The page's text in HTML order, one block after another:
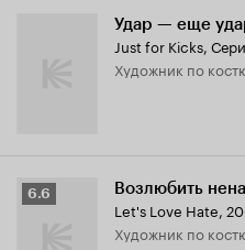
Удар — еще
Just for Kicks,
Художник по
Рейтинг
6.6 Возлюбить
Let's Love Hate,
Художник по